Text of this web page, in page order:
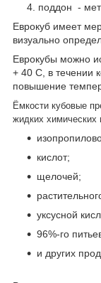
поддон -
Еврокуб имеет
визуально
Еврокубы можно
+ 40 С, в течении
повышение
Ёмкости кубовые
жидких
кислот;
щелочей;
уксусной
96%-го
и других